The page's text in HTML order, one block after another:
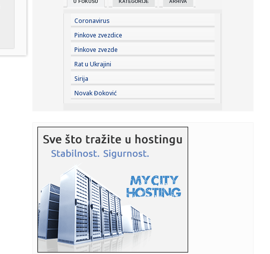
10:54: Гоф, Осака и Бенчић прошле у осмину ...
10:51:У Великој Британији годишње се ...
10:53:Dinamo doveo pojačanje iz PSŽ-a!
10:51:Palo priznanje na opozicionoj televiziji: Blokaderima
postavili u...
10:47: Веома висок ризик од пожара на ...
10:49:
da do...
10:47:Infantino negira da je UEFA podmićivala njegovu navodnu
'ljubav...
10:46:ANEM ALARM: Nove pretnje Veranu Matiću vešanjem,
javnom egzekuc...
10:43:U subotu pripremna utakmica rukometaša Dubočice i
U FOKUSU KATEGORIJE ARHIVA
Coronavirus
Pinkove zvezdice
Pinkove zvezde
Rat u Ukrajini
Sirija
Novak Đoković